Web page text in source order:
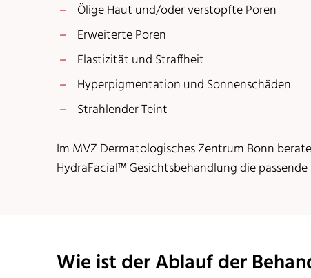
Ölige Haut und/oder verstopfte Poren
Erweiterte Poren
Elastizität und Straffheit
Hyperpigmentation und Sonnenschäden
Strahlender Teint
Im MVZ Dermatologisches Zentrum Bonn
HydraFacial™ Gesichtsbehandlung die
Wie ist der Ablauf der